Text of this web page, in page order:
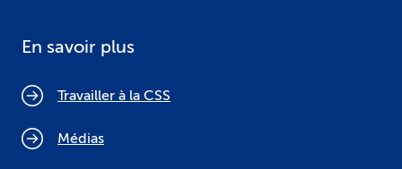
En savoir plus
Travailler à la CSS
Médias